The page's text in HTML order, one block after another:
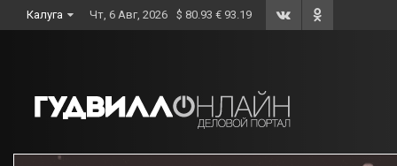
to
Калуга Чт, 6 Авг, 2026 $ 80.93 € 93.19